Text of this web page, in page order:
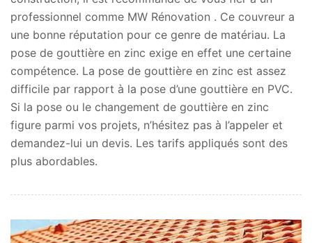
professionnel comme MW Rénovation . Ce couvreur a
une bonne réputation pour ce genre de matériau. La
pose de gouttière en zinc exige en effet une certaine
compétence. La pose de gouttière en zinc est assez
difficile par rapport à la pose d’une gouttière en PVC.
Si la pose ou le changement de gouttière en zinc
figure parmi vos projets, n’hésitez pas à l’appeler et
demandez-lui un devis. Les tarifs appliqués sont des
plus abordables.